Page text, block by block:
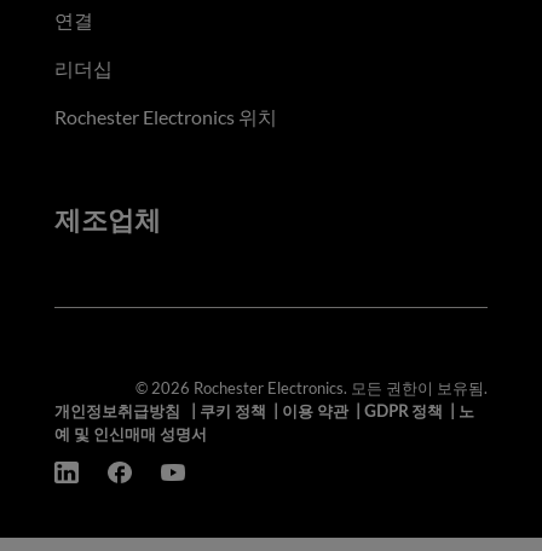
연결
리더십
Rochester Electronics 위치
제조업체
© 2026 Rochester Electronics. 모든 권한이 보유됨.
개인정보취급방침
쿠키 정책 이용 약관| GDPR 정책
노
예 및 인신매매 성명서